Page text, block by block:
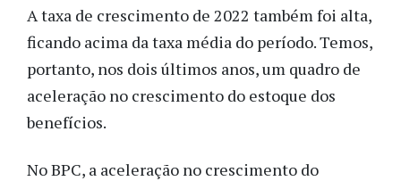
A taxa de crescimento de 2022 também foi alta,
ficando acima da taxa média do período. Temos,
portanto, nos dois últimos anos, um quadro de
aceleração no crescimento do estoque dos
benefícios.
No BPC, a aceleração no crescimento do